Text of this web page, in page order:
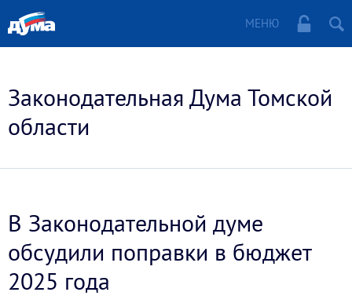
МЕНЮ
Законодательная Дума Томской
области
В Законодательной думе
обсудили поправки в бюджет
2025 года